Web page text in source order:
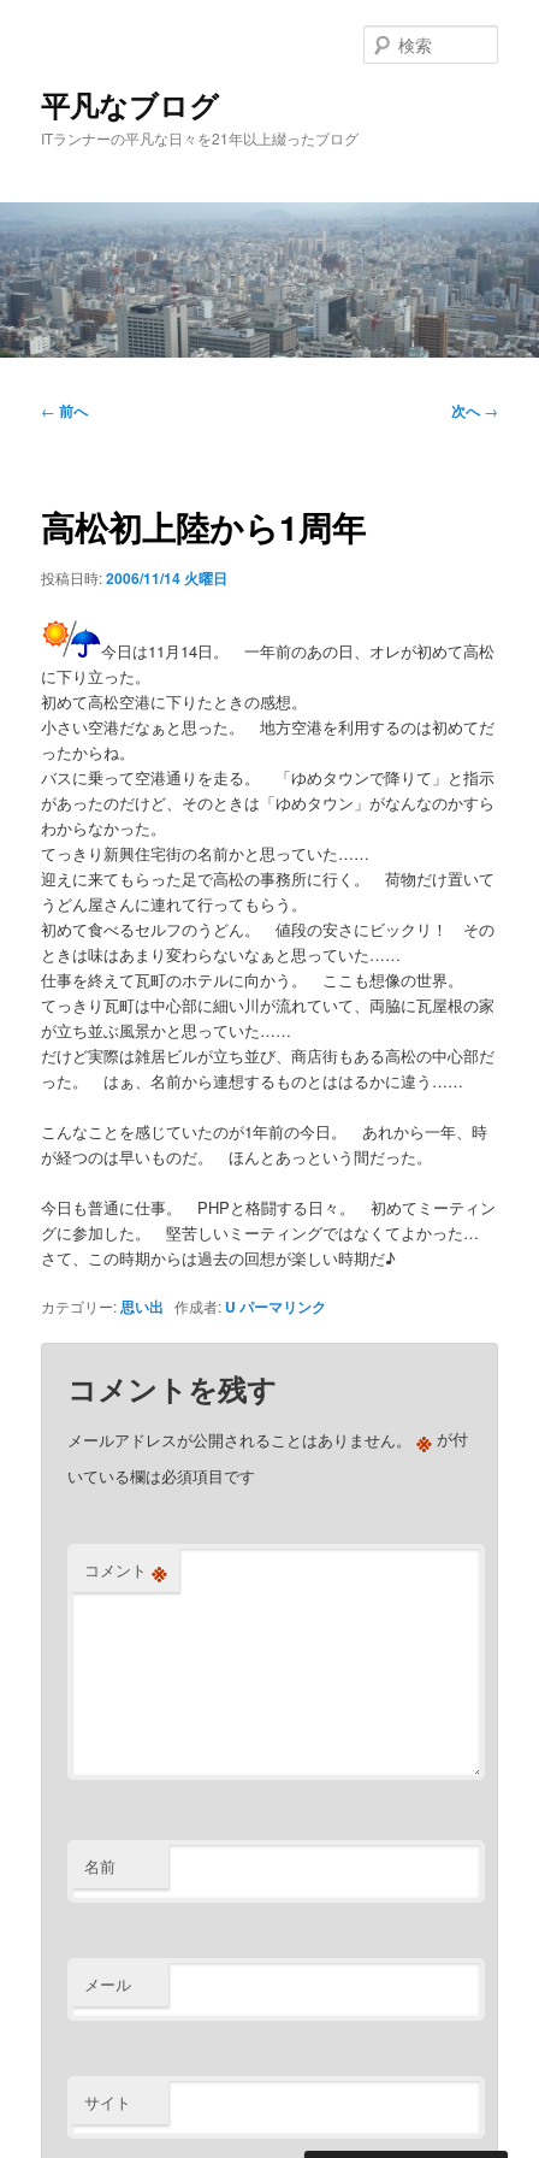
移
動
平凡なブログ
ITランナーの平凡な日々を21年以上綴ったブログ
索
投
ゲ
ー
ョ
← 前へ 次へ→
高松初上陸から1周年
投稿日時:2006/11/14 火曜日
今日は11月14日。 一年前のあの日、オレが初めて高松
に下り立った。
初めて高松空港に下りたときの感想。
小さい空港だなぁと思った。 地方空港を利用するのは初めてだ
ったからね。
バスに乗って空港通りを走る。 「ゆめタウンで降りて」と指示
があったのだけど、そのときは「ゆめタウン」がなんなのかすら
わからなかった。
てっきり新興住宅街の名前かと思っていた……
迎えに来てもらった足で高松の事務所に行く。 荷物だけ置いて
うどん屋さんに連れて行ってもらう。
初めて食べるセルフのうどん。 値段の安さにビックリ！ その
ときは味はあまり変わらないなぁと思っていた……
仕事を終えて瓦町のホテルに向かう。 ここも想像の世界。
てっきり瓦町は中心部に細い川が流れていて、両脇に瓦屋根の家
が立ち並ぶ風景かと思っていた……
だけど実際は雑居ビルが立ち並び、商店街もある高松の中心部だ
った。 はぁ、名前から連想するものとははるかに違う……
こんなことを感じていたのが1年前の今日。 あれから一年、時
が経つのは早いものだ。 ほんとあっという間だった。
今日も普通に仕事。 PHPと格闘する日々。 初めてミーティン
グに参加した。 堅苦しいミーティングではなくてよかった…
さて、この時期からは過去の回想が楽しい時期だ♪
カテゴリー:思い出 作成者: U パーマリンク
コメントを残す
メールアドレスが公開されることはありません。 ※ が付
いている欄は必須項目です
コメント ※
名前
メール
サイト